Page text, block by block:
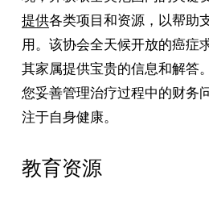
提供各类项目和资源，以帮助
用。该协会全天候开放的癌症
其家属提供宝贵的信息和解答
您妥善管理治疗过程中的财务
注于自身健康。
教育资源